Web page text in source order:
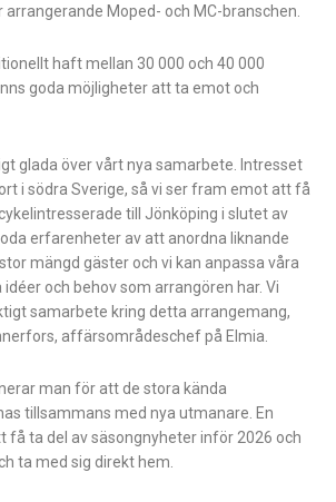
Moped- och MC-branschen.
haft mellan 30 000 och 40 000
goda möjligheter att ta emot och
glada över vårt nya samarbete. Intresset
i södra Sverige, så vi ser fram emot att få
till Jönköping i slutet av
erfarenheter av att anordna liknande
mängd gäster och vi kan anpassa våra
idéer och behov som arrangören har. Vi
samarbete kring detta arrangemang,
affärsområdeschef på Elmia.
man för att de stora kända
tillsammans med nya utmanare. En
få ta del av säsongnyheter inför 2026 och
ta med sig direkt hem.